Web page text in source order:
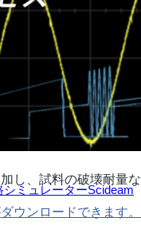
ミュレーターScideam
し、試料の破壊耐量な
ウンロードできます。